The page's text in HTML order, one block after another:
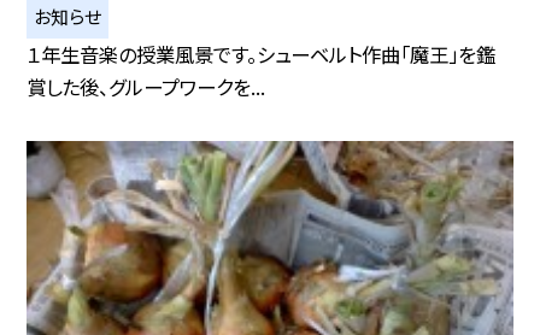
お知らせ
１年生音楽の授業風景です。シューベルト作曲「魔王」を鑑
賞した後、グループワークを...